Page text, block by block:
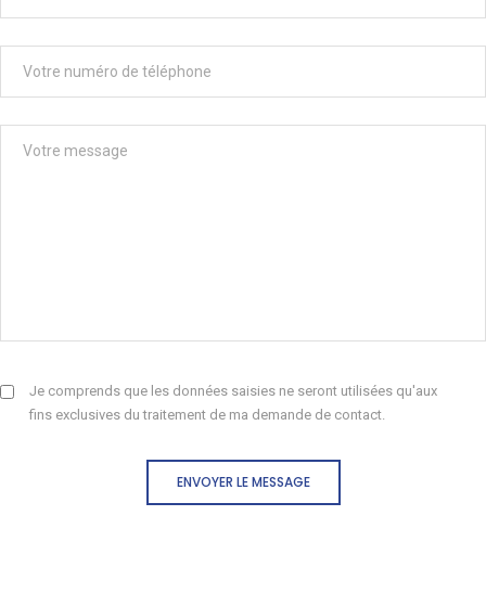
Je comprends que les données saisies ne seront utilisées qu'aux
fins exclusives du traitement de ma demande de contact.
ENVOYER LE MESSAGE